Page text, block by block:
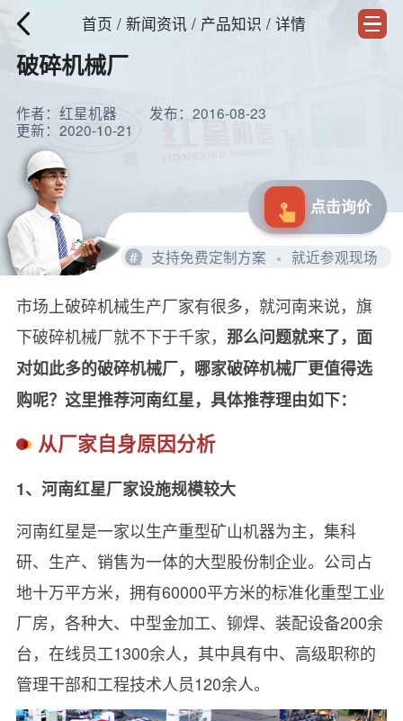
首页 / 新闻资讯 / 产品知识 / 详情
破碎机械厂
作者：红星机器
发布：2016-08-23
更新：2020-10-21
点击询价
# 支持免费定制方案 就近参观现场
市场上破碎机械生产厂家有很多，就河南来说，旗
下破碎机械厂就不下于千家， 那么问题就来了，面
对如此多的破碎机械厂，哪家破碎机械厂更值得选
购呢？这里推荐河南红星，具体推荐理由如下：
从厂家自身原因分析
1、河南红星厂家设施规模较大
河南红星是一家以生产重型矿山机器为主，集科
研、生产、销售为一体的大型股份制企业。公司占
地十万平方米，拥有60000平方米的标准化重型工业
厂房，各种大、中型金加工、铆焊、装配设备200余
台，在线员工1300余人，其中具有中、高级职称的
管理干部和工程技术人员120余人。